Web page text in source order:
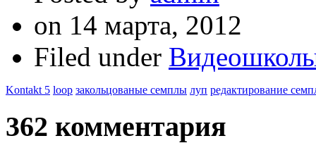
on 14 марта, 2012
Filed under
Kontakt 5 loop закольцованые семплы луп редактирование
362 комментария